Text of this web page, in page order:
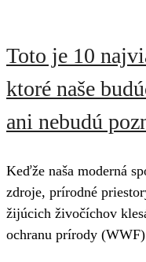
Toto je 10
ktoré naše
ani nebudú
Keďže naša moderná
zdroje, prírodné
žijúcich živočíchov
ochranu prírody